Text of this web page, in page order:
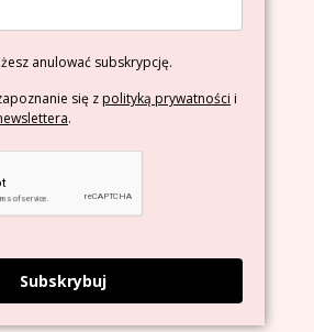
anulować subskrypcję.
się zpolityką prywatności i
.
Subskrybuj